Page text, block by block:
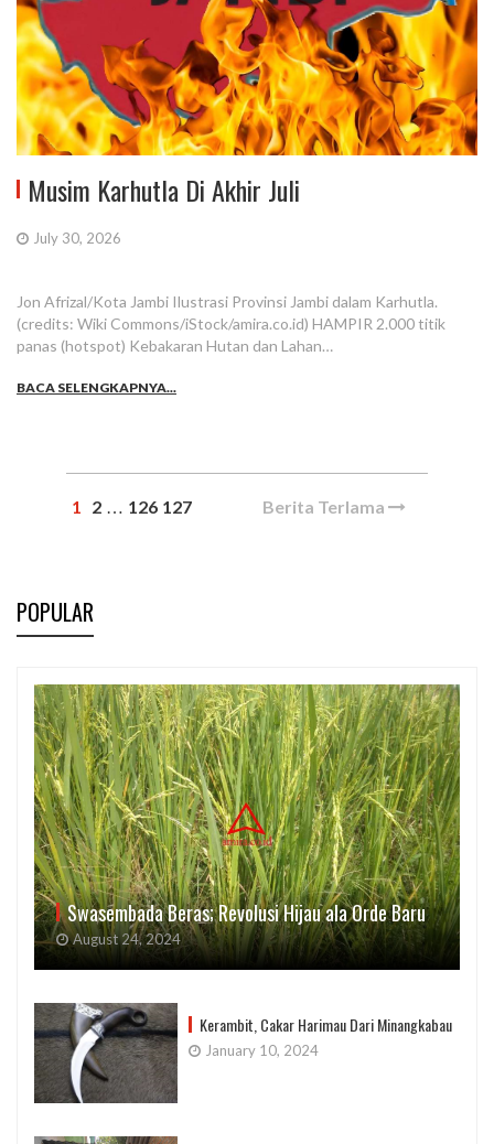
Musim Karhutla Di Akhir Juli
July 30, 2026
Jon Afrizal/Kota Jambi Ilustrasi Provinsi Jambi dalam Karhutla.
(credits: Wiki Commons/iStock/amira.co.id) HAMPIR 2.000 titik
panas (hotspot) Kebakaran Hutan dan Lahan…
BACA SELENGKAPNYA...
1 2 … 126 127 Berita Terlama
POPULAR
Swasembada Beras; Revolusi Hijau ala Orde Baru
August 24, 2024
Kerambit, Cakar Harimau Dari Minangkabau
January 10, 2024